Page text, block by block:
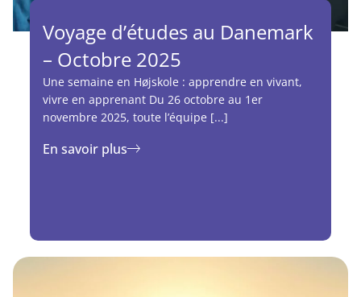
Voyage d’études au Danemark
– Octobre 2025
Une semaine en Højskole : apprendre en vivant,
vivre en apprenant Du 26 octobre au 1er
novembre 2025, toute l’équipe [...]
En savoir plus